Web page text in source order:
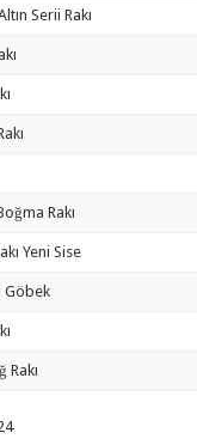
Serii Rakı
Rakı
Yeni Sise
Göbek
Rakı